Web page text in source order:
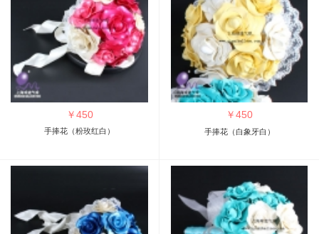
￥450
手捧花（粉玫红白）
￥450
手捧花（白象牙白）